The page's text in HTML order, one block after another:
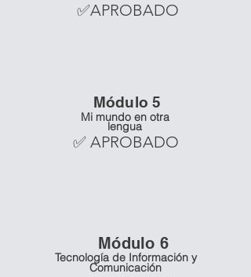
✅APROBADO
Módulo 5
Mi mundo en otra
lengua
✅ APROBADO
Tecnología de Información y
Comunicación
Módulo 6